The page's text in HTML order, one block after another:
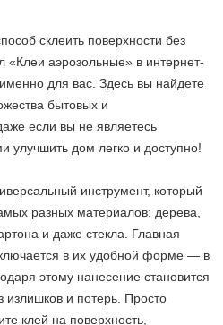
склеить поверхности без
«Клеи аэрозольные» в интернет-
для вас. Здесь вы найдете
бытовых и
если вы не являетесь
улучшить дом легко и доступно!
инструмент, который
разных материалов: дерева,
и даже стекла. Главная
в их удобной форме — в
этому нанесение становится
и потерь. Просто
клей на поверхность,